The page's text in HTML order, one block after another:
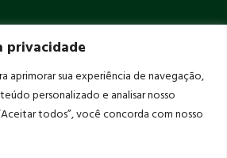
privacidade
aprimorar sua experiência de navegação,
personalizado e analisar nosso
todos”, você concorda com nosso
Ver no Instagram
Danilo Romero, 1402, Horto,